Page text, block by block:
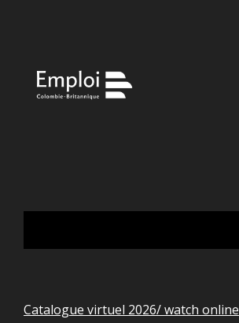
Search
Catalogue virtuel 2026/ watch online